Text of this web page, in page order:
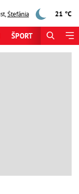
,Štefánia 21 °C
ŠPORT